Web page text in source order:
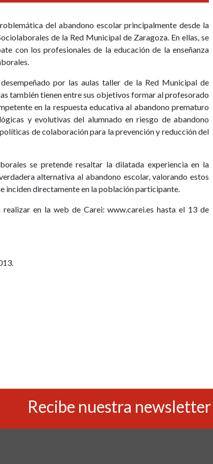
del abandono escolar principalmente desde la
de la Red Municipal de Zaragoza. En ellas, se
con los profesionales de la educación de la enseñanza
por las aulas taller de la Red Municipal de
también tienen entre sus objetivos formar al profesorado
en la respuesta educativa al abandono prematuro
y evolutivas del alumnado en riesgo de abandono
de colaboración para la prevención y reducción del
se pretende resaltar la dilatada experiencia en la
alternativa al abandono escolar, valorando estos
inciden directamente en la población participante.
realizar en la web de Carei: www.carei.es hasta el 13 de
Recibe nuestra newsletter